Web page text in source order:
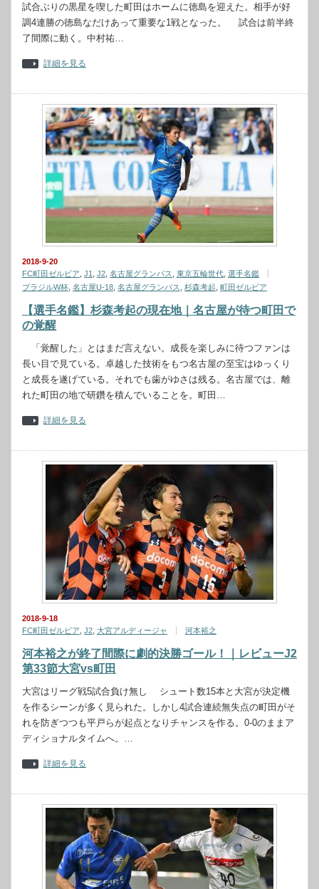
試合ぶりの黒星を喫した町田はホームに徳島を迎えた。相手が好
調4連勝の徳島なだけあって重要な1戦となった。 試合は前半終
了間際に動く。中村祐…
詳細を見る
2018-9-20
FC町田ゼルビア J1 J2 名古屋グランパス 東京五輪世代 選手名鑑
ブラジルW杯 名古屋U-18 名古屋グランパス 杉森考起 町田ゼルビア
【選手名鑑】杉森考起の現在地｜名古屋が待つ町田で
の覚醒
「覚醒した」とはまだ言えない。成長を楽しみに待つファンは
長い目で見ている。卓越した技術をもつ名古屋の至宝はゆっくり
と成長を遂げている。それでも歯がゆさは残る。名古屋では、離
れた町田の地で研鑽を積んでいることを。町田…
詳細を見る
2018-9-18
FC町田ゼルビア J2 大宮アルディージャ 河本裕之
河本裕之が終了間際に劇的決勝ゴール！｜レビューJ2
第33節大宮vs町田
大宮はリーグ戦5試合負け無し シュート数15本と大宮が決定機
を作るシーンが多く見られた。しかし4試合連続無失点の町田がそ
れを防ぎつつも平戸らが起点となりチャンスを作る。0-0のままア
ディショナルタイムへ。…
詳細を見る